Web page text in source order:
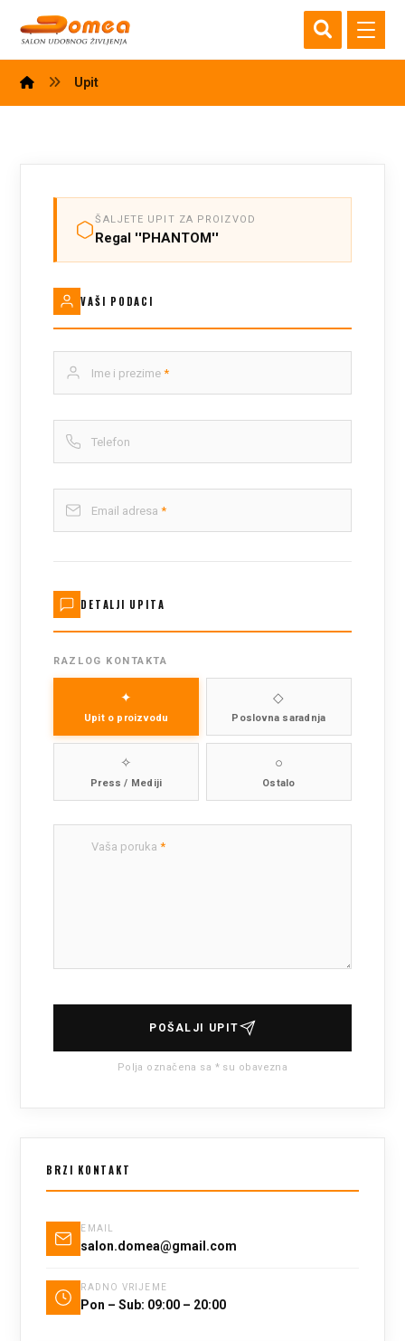
Upit
ŠALJETE UPIT ZA PROIZVOD
Regal ''PHANTOM''
VAŠI PODACI
Ime i prezime*
Telefon
Email adresa*
DETALJI UPITA
RAZLOG KONTAKTA
✦
Upit o proizvodu
◇
Poslovna saradnja
✧
Press / Mediji
○
Ostalo
Vaša poruka*
POŠALJI UPIT
Polja označena sa * su obavezna
BRZI KONTAKT
EMAIL
salon.domea@gmail.com
RADNO VRIJEME
Pon – Sub: 09:00 – 20:00